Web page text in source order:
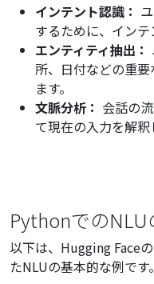
インテント認識：
するために、インテ
エンティティ抽出：
所、日付などの重
ます。
文脈分析： 会話の
て現在の入力を解釈
PythonでのNLU
以下は、Hugging Face
たNLUの基本的な例です。